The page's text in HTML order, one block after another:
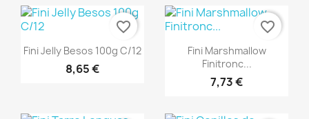
Vista rápida
Fini Jelly Besos 100g C/12
8,65 €
favorite_border
Vista rápida
Fini Marshmallow
Finitronc...
7,73 €
favorite_border